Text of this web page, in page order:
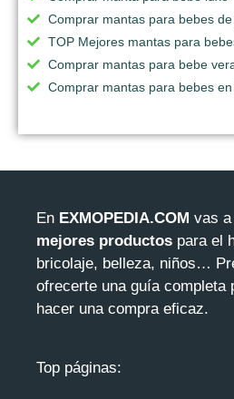
Comprar mantas para bebes
TOP Mejores mantas para
Comprar mantas para bebe
Comprar mantas para bebes
En EXMOPEDIA.COM vas
mejores productos para el
bricolaje, belleza, niños…
ofrecerte una guía completa
hacer una compra eficaz.
Top páginas: